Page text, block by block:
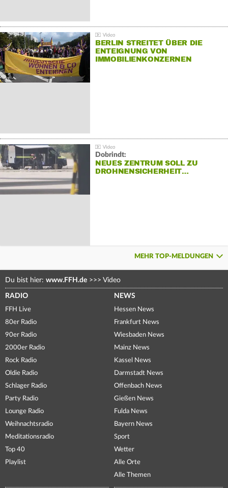
BERLIN STREITET ÜBER DIE
ENTEIGNUNG VON
IMMOBILIENKONZERNEN
Dobrindt:
NEUES ZENTRUM SOLL ZU
DROHNENSICHERHEIT…
MEHR TOP-MELDUNGEN
Du bist hier: www.FFH.de >>> Video
RADIO
FFH Live
80er Radio
90er Radio
2000er Radio
Rock Radio
Oldie Radio
Schlager Radio
Party Radio
Lounge Radio
Weihnachtsradio
Meditationsradio
Top 40
Playlist
NEWS
Hessen News
Frankfurt News
Wiesbaden News
Mainz News
Kassel News
Darmstadt News
Offenbach News
Gießen News
Fulda News
Bayern News
Sport
Wetter
Alle Orte
Alle Themen